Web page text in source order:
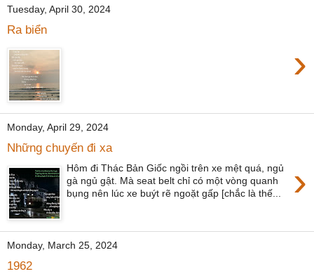
Tuesday, April 30, 2024
Ra biển
›
Monday, April 29, 2024
Những chuyến đi xa
›
Hôm đi Thác Bản Giốc ngồi trên xe mệt quá, ngủ
gà ngủ gật. Mà seat belt chỉ có một vòng quanh
bụng nên lúc xe buýt rẽ ngoặt gấp [chắc là thế...
Monday, March 25, 2024
1962